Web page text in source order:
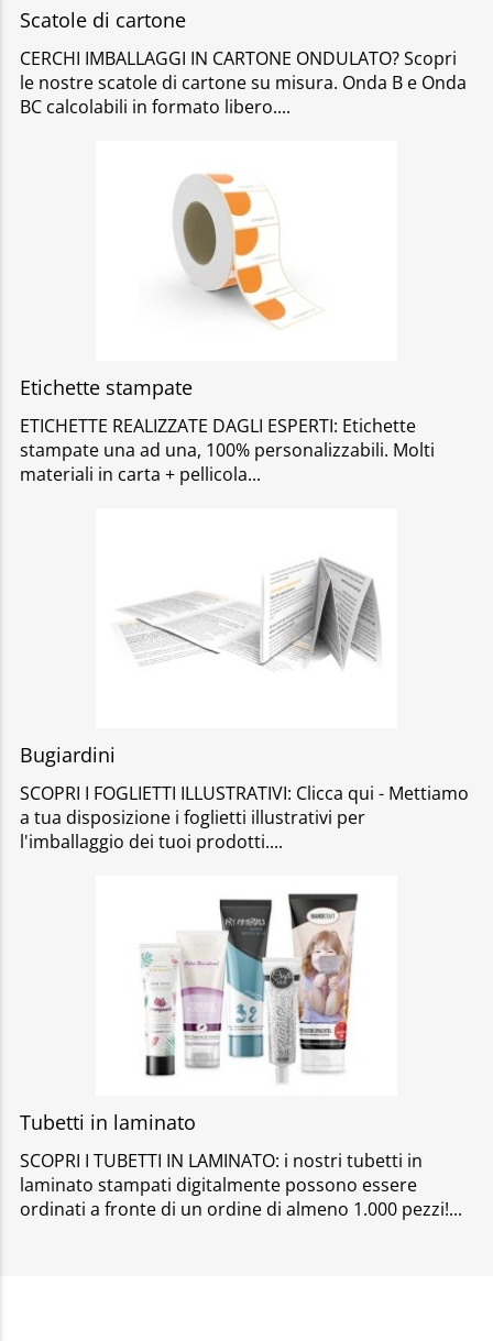
Scatole di cartone
CERCHI IMBALLAGGI IN CARTONE ONDULATO? Scopri
le nostre scatole di cartone su misura. Onda B e Onda
BC calcolabili in formato libero.
Etichette stampate
ETICHETTE REALIZZATE DAGLI ESPERTI: Etichette
stampate una ad una, 100% personalizzabili. Molti
materiali in carta + pellicola
Bugiardini
SCOPRI I FOGLIETTI ILLUSTRATIVI: Clicca qui - Mettiamo
a tua disposizione i foglietti illustrativi per
l'imballaggio dei tuoi prodotti.
Tubetti in laminato
SCOPRI I TUBETTI IN LAMINATO: i nostri tubetti in
laminato stampati digitalmente possono essere
ordinati a fronte di un ordine di almeno 1.000 pezzi!